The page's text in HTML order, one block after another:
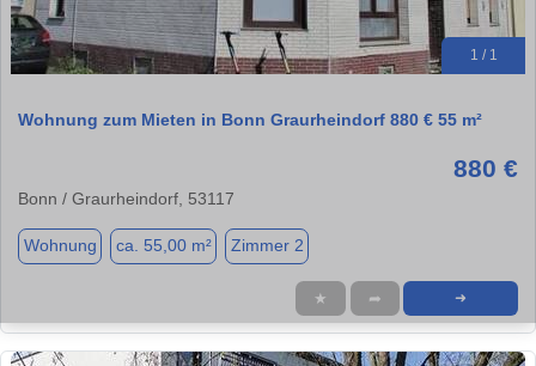
1 / 1
Wohnung zum Mieten in Bonn Graurheindorf 880 € 55 m²
880 €
Bonn / Graurheindorf, 53117
Wohnung ca. 55,00 m² Zimmer 2
★ ➦ ➜